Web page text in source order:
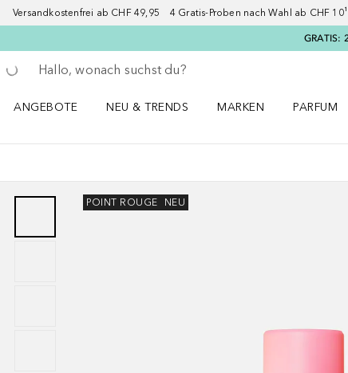
Versandkostenfrei ab CHF 49,95 4 Gratis-Proben nach Wahl ab CHF
GRATIS:
Gehe zurück
Suche ausführen
ANGEBOTE
NEU & TRENDS
MARKEN
PARFUM
NEU
POINT ROUGE